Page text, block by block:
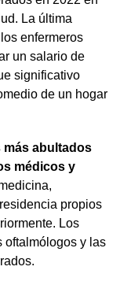
La última
enfermeros
un salario de
significativo
de un hogar
más abultados
médicos y
propios
Los
oftalmólogos y las